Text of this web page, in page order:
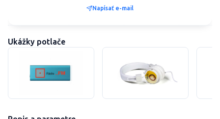
Napísať e-mail
Ukážky potlače